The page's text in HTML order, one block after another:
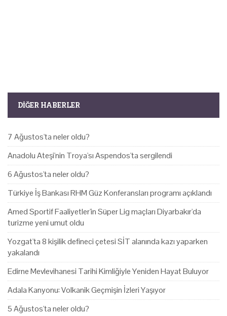
DIĞER HABERLER
7 Ağustos'ta neler oldu?
Anadolu Ateşi'nin Troya'sı Aspendos'ta sergilendi
6 Ağustos'ta neler oldu?
Türkiye İş Bankası RHM Güz Konferansları programı açıklandı
Amed Sportif Faaliyetler'in Süper Lig maçları Diyarbakır'da
turizme yeni umut oldu
Yozgat'ta 8 kişilik defineci çetesi SİT alanında kazı yaparken
yakalandı
Edirne Mevlevihanesi Tarihi Kimliğiyle Yeniden Hayat Buluyor
Adala Kanyonu: Volkanik Geçmişin İzleri Yaşıyor
5 Ağustos'ta neler oldu?